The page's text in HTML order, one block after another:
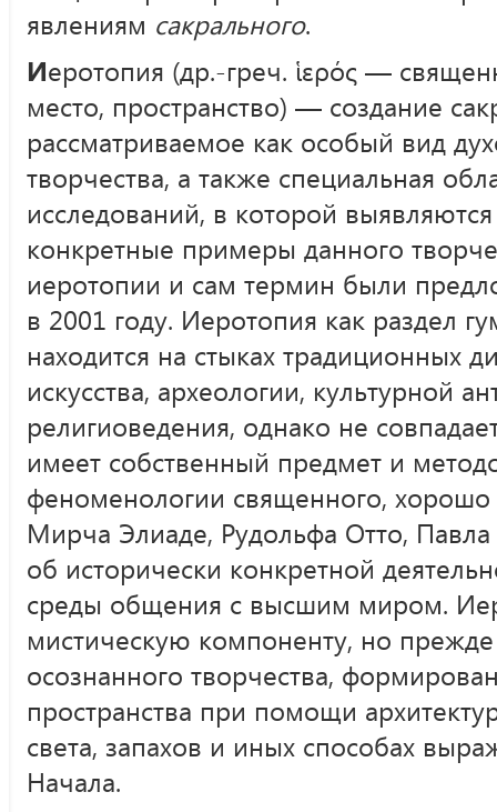
явлениям сакрального.
Иеротопия (др.-греч. ἱερός —
место, пространство) — создание
рассматриваемое как особый вид
творчества, а также специальная
исследований, в которой
конкретные примеры данного
иеротопии и сам термин были
в 2001 году. Иеротопия как раздел
находится на стыках традиционных
искусства, археологии, культурной
религиоведения, однако не
имеет собственный предмет и
феноменологии священного, хорошо
Мирча Элиаде, Рудольфа Отто, Павла
об исторически конкретной
среды общения с высшим миром.
мистическую компоненту, но прежде
осознанного творчества,
пространства при помощи
света, запахов и иных способах
Начала.